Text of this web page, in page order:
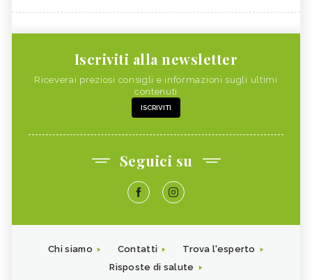
Iscriviti alla newsletter
Riceverai preziosi consigli e informazioni sugli ultimi
contenuti
ISCRIVITI
Seguici su
Chi siamo Contatti
Trova l'esperto
Risposte di salute